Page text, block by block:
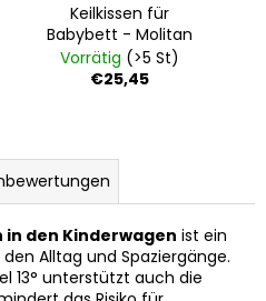
Keilkissen für
Babybett - Molitan
Vorrätig (>5 St)
€25,45
in den Kinderwagen ist ein
Alltag und Spaziergänge.
13° unterstützt auch die